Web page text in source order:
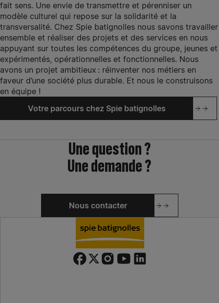
fait sens. Une envie de transmettre et pérenniser un
modèle culturel qui repose sur la solidarité et la
transversalité. Chez Spie batignolles nous savons travailler
ensemble et réaliser des projets et des services en nous
appuyant sur toutes les compétences du groupe, jeunes et
expérimentés, opérationnelles et fonctionnelles. Nous
avons un projet ambitieux : réinventer nos métiers en
faveur d’une société plus durable. Et nous le construisons
en équipe !
Votre parcours chez Spie batignolles
Une question ?
Une demande ?
Nous contacter